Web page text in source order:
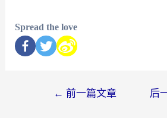
Spread the love
← 前一篇文章 后